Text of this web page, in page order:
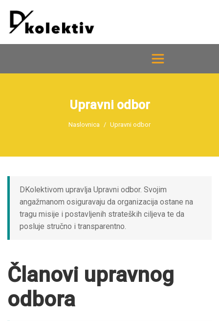
Upravni odbor
Naslovnica Upravni odbor
DKolektivom upravlja Upravni odbor. Svojim
angažmanom osiguravaju da organizacija ostane na
tragu misije i postavljenih strateških ciljeva te da
posluje stručno i transparentno.
Članovi upravnog
odbora